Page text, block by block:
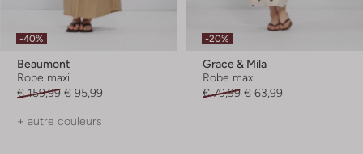
-40%
Beaumont
Robe maxi
€ 159,99 € 95,99
+ autre couleurs
-20%
Grace & Mila
Robe maxi
€ 79,99 € 63,99